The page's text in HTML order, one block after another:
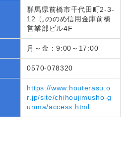
群馬県前橋市千代田町2-3-
12 しののめ信用金庫前橋
営業部ビル4F
月～金：9:00～17:00
0570-078320
https://www.houterasu.o
r.jp/site/chihoujimusho-g
unma/access.html